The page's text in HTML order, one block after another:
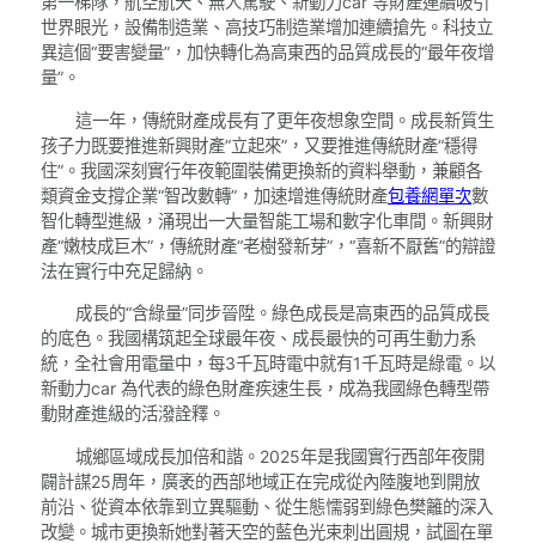
世界眼光，設備制造業、高技巧制造業增加連續搶先。科技立
異這個“要害變量”，加快轉化為高東西的品質成長的“最年夜增
量”。
這一年，傳統財產成長有了更年夜想象空間。成長新質生
孩子力既要推進新興財產“立起來”，又要推進傳統財產“穩得
住”。我國深刻實行年夜範圍裝備更換新的資料舉動，兼顧各
類資金支撐企業“智改數轉”，加速增進傳統財產包養網單次數
智化轉型進級，涌現出一大量智能工場和數字化車間。新興財
產“嫩枝成巨木”，傳統財產“老樹發新芽”，“喜新不厭舊”的辯證
法在實行中充足歸納。
成長的“含綠量”同步晉陞。綠色成長是高東西的品質成長
的底色。我國構筑起全球最年夜、成長最快的可再生動力系
統，全社會用電量中，每3千瓦時電中就有1千瓦時是綠電。以
新動力car 為代表的綠色財產疾速生長，成為我國綠色轉型帶
動財產進級的活潑詮釋。
城鄉區域成長加倍和諧。2025年是我國實行西部年夜開
闢計謀25周年，廣袤的西部地域正在完成從內陸腹地到開放
前沿、從資本依靠到立異驅動、從生態懦弱到綠色樊籬的深入
改變。城市更換新她對著天空的藍色光束刺出圓規，試圖在單